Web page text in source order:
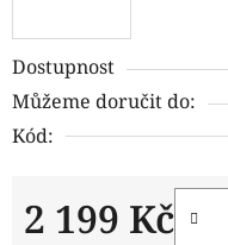
Dostupnost
Můžeme doručit do:
Kód:
2 199 Kč